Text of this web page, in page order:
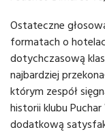
Ostateczne
formatach o
dotychczasową
najbardziej
którym zespół
historii klubu
dodatkową